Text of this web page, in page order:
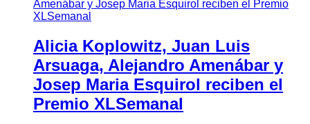
Alicia Koplowitz, Juan Luis
Arsuaga, Alejandro Amenábar y
Josep Maria Esquirol reciben el
Premio XLSemanal